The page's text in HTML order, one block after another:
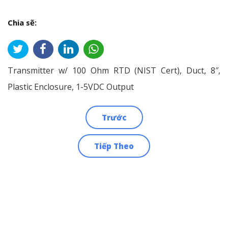
Chia sẽ:
Transmitter w/ 100 Ohm RTD (NIST Cert), Duct, 8″,
Plastic Enclosure, 1-5VDC Output
Trước
Tiếp Theo